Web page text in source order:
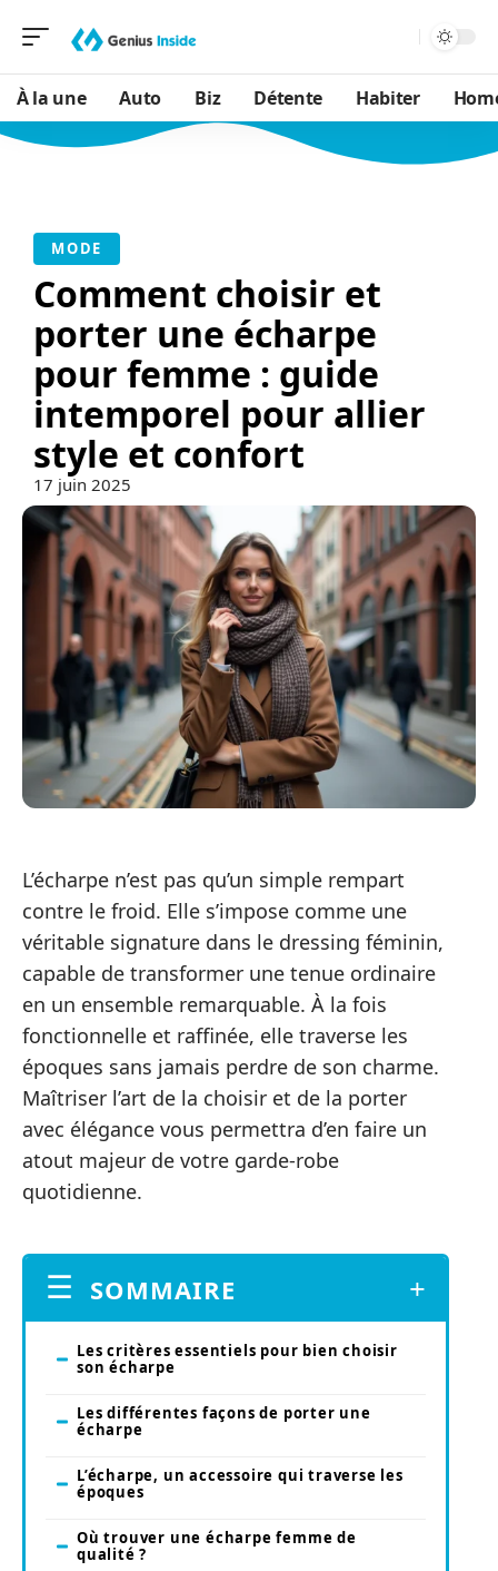
À la une Auto Biz Détente Habiter
MODE
Comment choisir et
porter une écharpe
pour femme : guide
intemporel pour allier
style et confort
17 juin 2025
L’écharpe n’est pas qu’un simple rempart
contre le froid. Elle s’impose comme une
véritable signature dans le dressing féminin,
capable de transformer une tenue ordinaire
en un ensemble remarquable. À la fois
fonctionnelle et raffinée, elle traverse les
époques sans jamais perdre de son charme.
Maîtriser l’art de la choisir et de la porter
avec élégance vous permettra d’en faire un
atout majeur de votre garde-robe
quotidienne.
SOMMAIRE
Les critères essentiels pour bien choisir
son écharpe
Les différentes façons de porter une
écharpe
L’écharpe, un accessoire qui traverse les
époques
Où trouver une écharpe femme de
qualité ?